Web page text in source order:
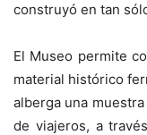
construyó en tan
El Museo permite
material histórico
alberga una
de viajeros, a